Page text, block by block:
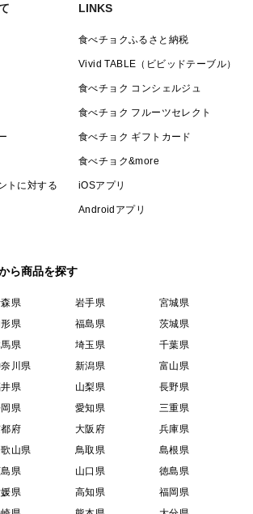
トに対する
LINKS
食べチョクふるさと納税
Vivid TABLE（ビビッドテーブル）
食べチョク コンシェルジュ
食べチョク フルーツセレクト
食べチョク ギフトカード
食べチョク&more
iOSアプリ
Androidアプリ
ら商品を探す
県 岩手県
宮城県
県 福島県
茨城県
県 埼玉県
千葉県
川県 新潟県
富山県
県 山梨県
長野県
県 愛知県
三重県
府 大阪府
兵庫県
山県 鳥取県
島根県
県 山口県
徳島県
県 高知県
福岡県